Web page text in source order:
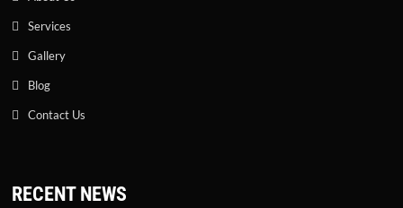
Services
Gallery
Blog
Contact Us
RECENT NEWS